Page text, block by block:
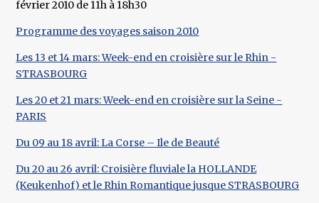
février 2010 de 11h à 18h30
Programme des voyages saison 2010
Les 13 et 14 mars: Week-end en croisière sur le Rhin -
STRASBOURG
Les 20 et 21 mars: Week-end en croisière sur la Seine -
PARIS
Du 09 au 18 avril: La Corse – Ile de Beauté
Du 20 au 26 avril: Croisière fluviale la HOLLANDE
(Keukenhof) et le Rhin Romantique jusque STRASBOURG